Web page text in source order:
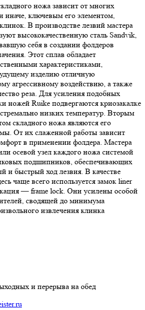
ножа зависит от многих
иначе, ключевым его элементом,
В производстве лезвий мастера
высококачественную сталь Sandvik,
себя в создании фолдеров
Этот сплав обладает
характеристиками,
изделию отличную
агрессивному воздействию, а также
реза. Для усиления подобных
ножей Ruike подвергаются криозакалке
низких температур. Вторым
складного ножа являются его
От их слаженной работы зависит
в применении фолдера. Мастера
осевой узел каждого ножа системой
подшипников, обеспечивающих
и быстрый ход лезвия. В качестве
чаще всего используется замок liner
— frame lock. Они усилены особой
сводящей до минимума
извлечения клинка
и перерыва на обед